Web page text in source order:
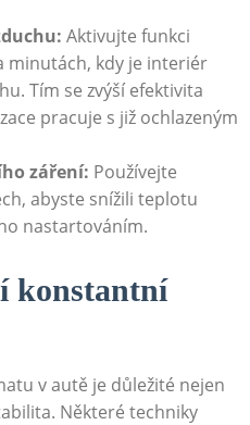
Aktivujte funkci​
minutách, kdy je interiér
Tím se zvýší efektivita
pracuje ‌s již ochlazeným
záření: Používejte
abyste snížili teplotu
nastartováním.
konstantní
v autě⁢ je‌ důležité ⁤nejen
Některé‍ techniky⁤